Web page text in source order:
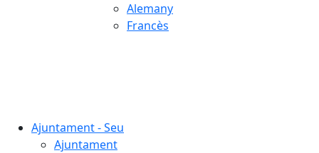
Alemany
Francès
Ajuntament - Seu
Ajuntament